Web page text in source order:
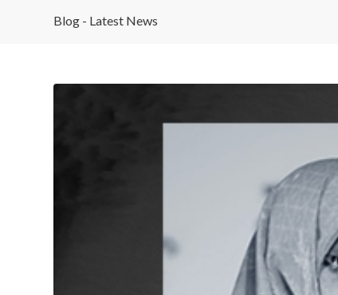
Blog - Latest News